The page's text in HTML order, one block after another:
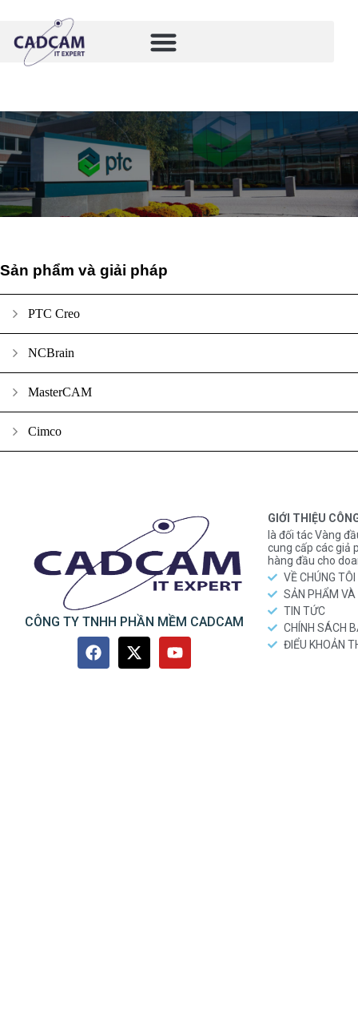
Sản phẩm và giải pháp
PTC Creo
NCBrain
MasterCAM
Cimco
CÔNG TY TNHH PHẦN MỀM CADCAM
GIỚI THIỆU
là đối tác Vàng
cung cấp các giả
hàng đầu cho
VỀ CHÚNG TÔI
SẢN PHẨM VÀ
TIN TỨC
CHÍNH SÁCH
ĐIỂU KHOẢN